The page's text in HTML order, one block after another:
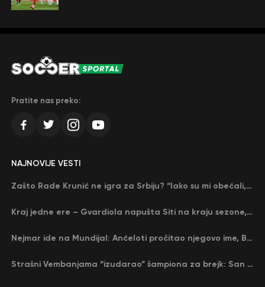
Pratite nas preko:
NAJNOVIJE VESTI
Zašto Rade Krunić ne igra za Srbiju? “Iako su mi obećali, niko me nije zvao…”
Kraj jedne ere – Gvardiola napušta Siti na kraju sezone, menja ga njegov nekadašnji rival
Nejmar ide na Mundijal: Anćeloti pročitao njegovo ime, Brazil u delirijumu (VIDEO)
Strašni Vembanjama “izudarao” šampiona za brejk: San Antonio poveo protiv Oklahome